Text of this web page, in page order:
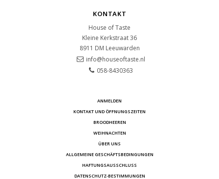
KONTAKT
House of Taste
Kleine Kerkstraat 36
8911 DM Leeuwarden
info@houseoftaste.nl
058-8430363
ANMELDEN
KONTAKT UND ÖFFNUNGSZEITEN
BROODHEEREN
WEIHNACHTEN
ÜBER UNS
ALLGEMEINE GESCHÄFTSBEDINGUNGEN
HAFTUNGSAUSSCHLUSS
DATENSCHUTZ-BESTIMMUNGEN